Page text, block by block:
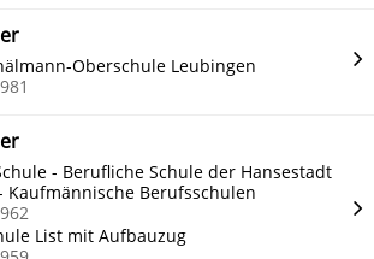
Oberschule Leubingen
- Berufliche Schule der Hansestadt
Kaufmännische Berufsschulen
List mit Aufbauzug